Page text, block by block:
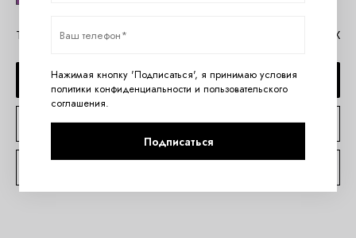
Таблица размеров Sensis Помощь в MAX
ДОБАВИТЬ В КОРЗИНУ
КУПИТЬ В 1 КЛИК
Нажимая кнопку 'Подписаться', я принимаю условия
политики конфиденциальности и пользовательского
соглашения.
Подписаться